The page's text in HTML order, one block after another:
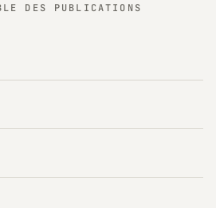
DES PUBLICATIONS